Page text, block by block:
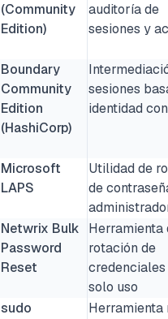
(Community
Edition)
auditoría de
sesiones y
Boundary
Community
Edition
(HashiCorp)
sesiones
identidad con
Microsoft
LAPS
Utilidad de
de
Netwrix Bulk
Password
Reset
Herramienta
rotación de
credenciales
solo uso
sudo Herramienta